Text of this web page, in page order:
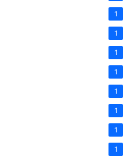
1
1
1
1
1
1
1
1